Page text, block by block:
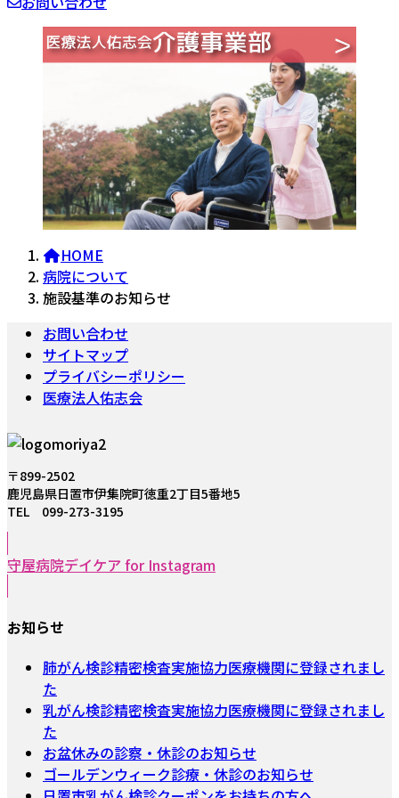
HOME
病院について
施設基準のお知らせ
お問い合わせ
サイトマップ
プライバシーポリシー
医療法人佑志会
〒899-2502
鹿児島県日置市伊集院町徳重2丁目5番地5
TEL 099-273-3195
守屋病院デイケア for Instagram
お知らせ
肺がん検診精密検査実施協力医療機関に登録されまし
た
乳がん検診精密検査実施協力医療機関に登録されまし
た
お盆休みの診察・休診のお知らせ
ゴールデンウィーク診療・休診のお知らせ